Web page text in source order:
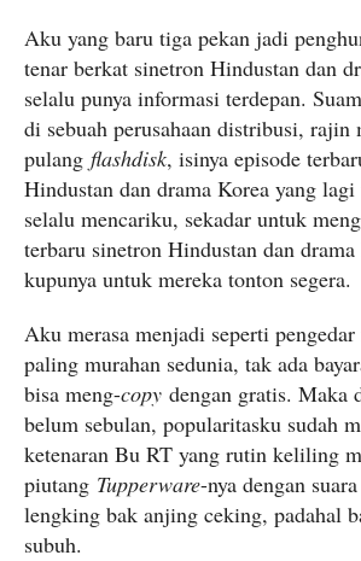
Aku yang baru tiga pekan jadi
tenar berkat sinetron Hindustan dan
selalu punya informasi terdepan.
di sebuah perusahaan distribusi, rajin
pulang flashdisk, isinya episode
Hindustan dan drama Korea yang
selalu mencariku, sekadar untuk
terbaru sinetron Hindustan dan
kupunya untuk mereka tonton segera.
Aku merasa menjadi seperti
paling murahan sedunia, tak ada
bisa meng-copy dengan gratis. Maka
belum sebulan, popularitasku sudah
ketenaran Bu RT yang rutin keliling
piutang Tupperware-nya dengan
lengking bak anjing ceking, padahal
subuh.